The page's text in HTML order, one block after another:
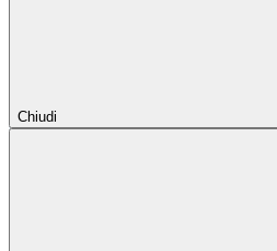
Chiudi